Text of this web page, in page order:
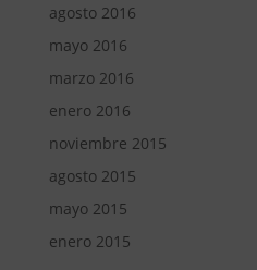
agosto 2016
mayo 2016
marzo 2016
enero 2016
noviembre 2015
agosto 2015
mayo 2015
enero 2015